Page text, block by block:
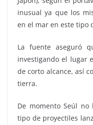
inusual ya que los
en el mar en este tipo
La fuente aseguró
investigando el lugar
de corto alcance, así
tierra.
De momento Seúl
tipo de proyectiles